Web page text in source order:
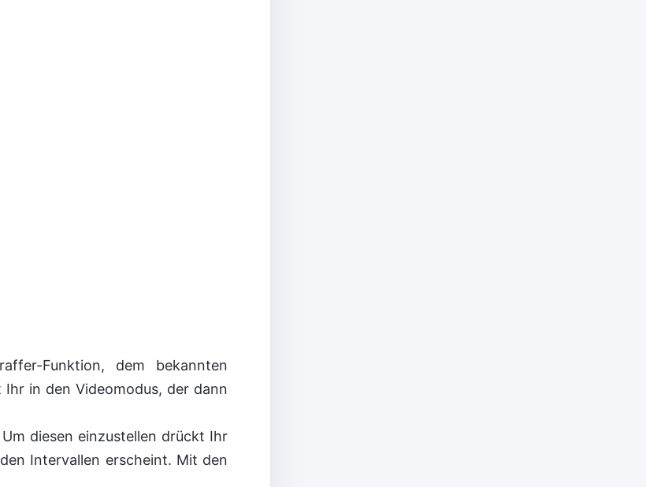
Funktion, dem bekannten
in den Videomodus, der dann
diesen einzustellen drückt Ihr
Intervallen erscheint. Mit den